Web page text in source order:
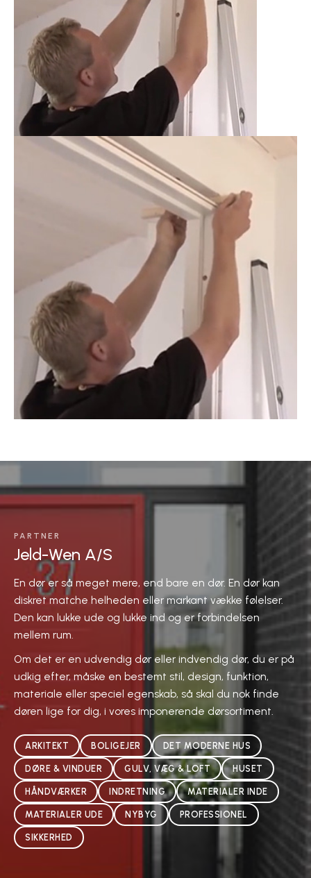
PARTNER
Jeld-Wen A/S
En dør er så meget mere, end bare en dør. En dør kan
diskret matche helheden eller markant vække følelser.
Den kan lukke ude og lukke ind og er forbindelsen
mellem rum.
Om det er en udvendig dør eller indvendig dør, du er på
udkig efter, måske en bestemt stil, design, funktion,
materiale eller speciel egenskab, så skal du nok finde
døren lige for dig, i vores imponerende dørsortiment.
ARKITEKT BOLIGEJER DET MODERNE HUS
DØRE & VINDUER GULV, VÆG & LOFT HUSET
HÅNDVÆRKER INDRETNING MATERIALER INDE
MATERIALER UDE NYBYG PROFESSIONEL
SIKKERHED